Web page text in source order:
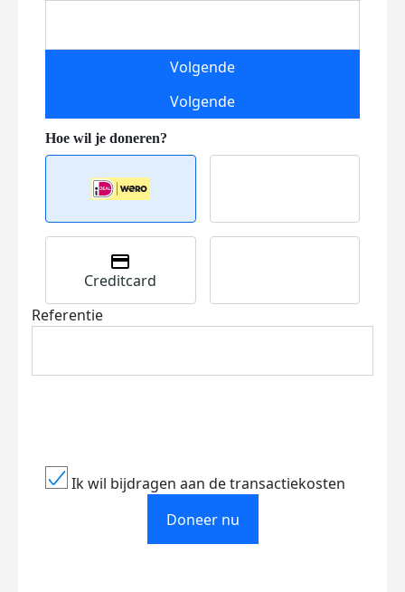
Volgende
Volgende
Creditcard
Referentie
Ik wil bijdragen aan de transactiekosten
Doneer nu